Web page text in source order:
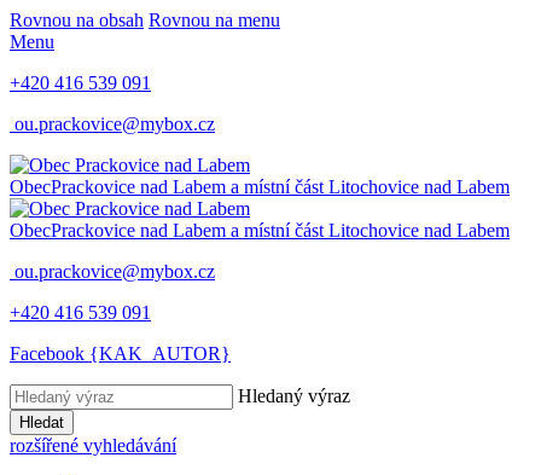
Rovnou na obsah Rovnou na menu
Menu
+420 416 539 091
ou.prackovice@mybox.cz
ObecPrackovice nad Labem a místní část Litochovice nad Labem
ObecPrackovice nad Labem a místní část Litochovice nad Labem
ou.prackovice@mybox.cz
+420 416 539 091
Facebook {KAK_AUTOR}
Hledaný výraz
Hledat
rozšířené vyhledávání